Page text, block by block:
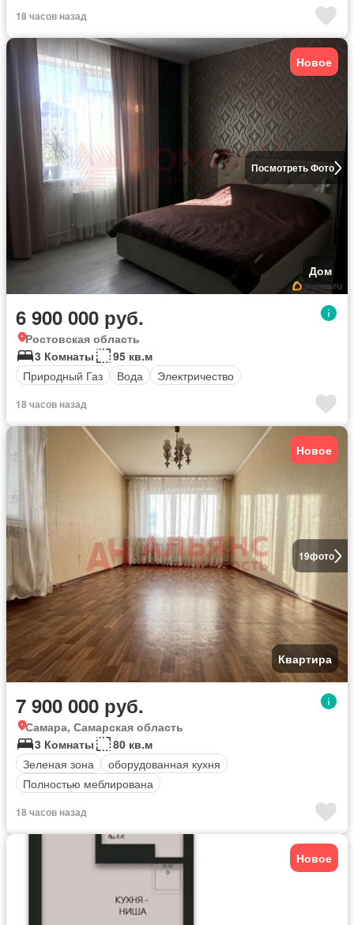
18 часов назад
Посмотреть Фото
Новое
Дом
6 900 000 руб.
Ростовская область
3 Комнаты
95 кв.м
Природный Газ
Вода Электричество
18 часов назад
19фото
Новое
Квартира
7 900 000 руб.
Самара, Самарская область
3 Комнаты
80 кв.м
Зеленая зона
оборудованная кухня
Полностью меблирована
18 часов назад
Новое